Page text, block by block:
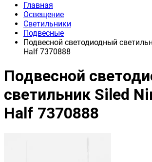
Главная
Освещение
Светильники
Подвесные
Подвесной светодиодный
Half 7370888
Подвесной
светильник Siled
Half 7370888